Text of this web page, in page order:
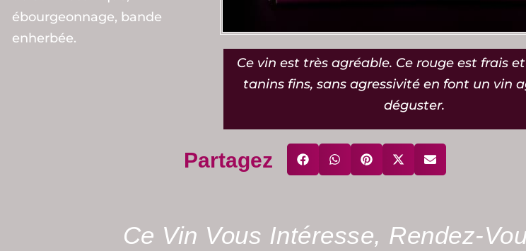
ébourgeonnage, bande
enherbée.
Ce vin est très agréable. Ce rouge est frais
tanins fins, sans agressivité en font un vin
déguster.
Partagez
Ce Vin Vous Intéresse, Rendez-